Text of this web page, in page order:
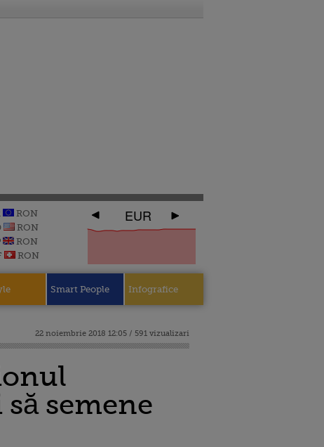
RON
RON
RON
RON
EUR
Smart People Infografice
22 noiembrie 2018 12:05 / 591 vizualizari
semene